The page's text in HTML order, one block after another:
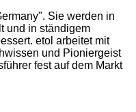
Sie werden in
und in ständigem
etol arbeitet mit
und Pioniergeist
fest auf dem Markt